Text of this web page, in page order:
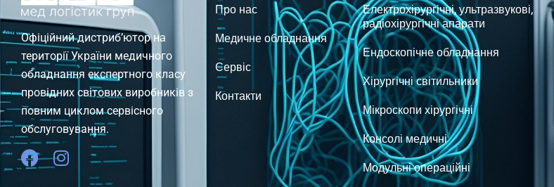
Офіційний дистриб’ютор на
території України медичного
обладнання експертного класу
провідних світових виробників з
повним циклом сервісного
обслуговування.
Про нас
Медичне обладнання
Сервіс
Контакти
Електрохірургічні, ультразвукові,
радіохірургічні апарати
Ендоскопічне обладнання
Хірургічні світильники
Мікроскопи хірургічні
Консолі медичні
Модульні операційні